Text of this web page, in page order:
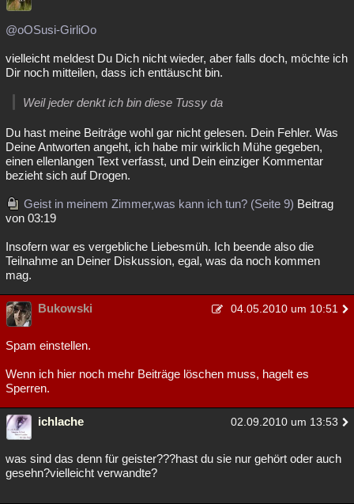
@oOSusi-GirliOo
vielleicht meldest Du Dich nicht wieder, aber falls doch, möchte ich
Dir noch mitteilen, dass ich enttäuscht bin.
Weil jeder denkt ich bin diese Tussy da
Du hast meine Beiträge wohl gar nicht gelesen. Dein Fehler. Was
Deine Antworten angeht, ich habe mir wirklich Mühe gegeben,
einen ellenlangen Text verfasst, und Dein einziger Kommentar
bezieht sich auf Drogen.
Geist in meinem Zimmer,was kann ich tun? (Seite 9) Beitrag
von 03:19
Insofern war es vergebliche Liebesmüh. Ich beende also die
Teilnahme an Deiner Diskussion, egal, was da noch kommen
mag.
Bukowski 04.05.2010 um 10:51
Spam einstellen.
Wenn ich hier noch mehr Beiträge löschen muss, hagelt es
Sperren.
ichlache 02.09.2010 um 13:53
was sind das denn für geister???hast du sie nur gehört oder auch
gesehn?vielleicht verwandte?